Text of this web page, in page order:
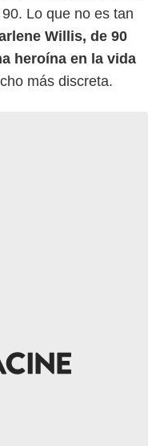
Lo que no es tan
Willis, de 90
heroína en la vida
más discreta.